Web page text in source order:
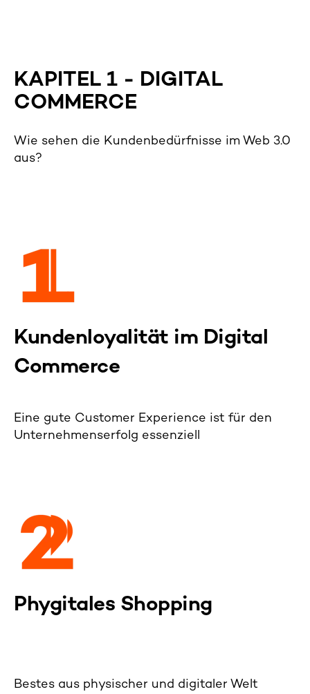
KAPITEL 1 - DIGITAL
COMMERCE
Wie sehen die Kundenbedürfnisse im Web 3.0
aus?
Kundenloyalität im Digital
Commerce
Eine gute Customer Experience ist für den
Unternehmenserfolg essenziell
Phygitales Shopping
Bestes aus physischer und digitaler Welt